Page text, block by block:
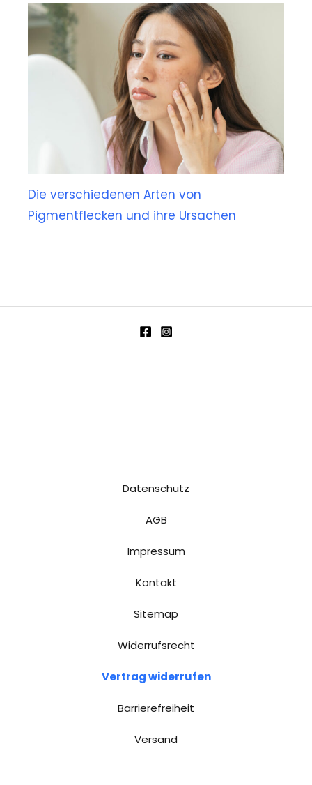
Die verschiedenen Arten von
Pigmentflecken und ihre Ursachen
Datenschutz
AGB
Impressum
Kontakt
Sitemap
Widerrufsrecht
Vertrag widerrufen
Barrierefreiheit
Versand